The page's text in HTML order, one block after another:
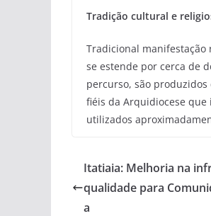
Tradição cultural e
Tradicional manifestação
se estende por cerca de
percurso, são
fiéis da Arquidiocese
utilizados
Itatiaia: Melhoria na
qualidade para
a